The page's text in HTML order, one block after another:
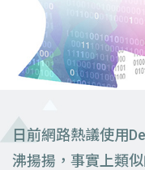
日前網路熱議使用
沸揚揚，事實上類